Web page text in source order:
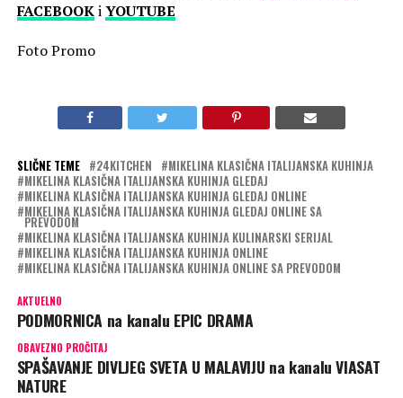
FACEBOOKiYOUTUBE
Foto Promo
SLIČNE TEME 24KITCHEN
MIKELINA KLASIČNA ITALIJANSKA KUHINJA
MIKELINA KLASIČNA ITALIJANSKA KUHINJA GLEDAJ
MIKELINA KLASIČNA ITALIJANSKA KUHINJA GLEDAJ ONLINE
MIKELINA KLASIČNA ITALIJANSKA KUHINJA GLEDAJ ONLINE SA
PREVODOM
MIKELINA KLASIČNA ITALIJANSKA KUHINJA KULINARSKI SERIJAL
MIKELINA KLASIČNA ITALIJANSKA KUHINJA ONLINE
MIKELINA KLASIČNA ITALIJANSKA KUHINJA ONLINE SA PREVODOM
AKTUELNO
PODMORNICA na kanalu EPIC DRAMA
OBAVEZNO PROČITAJ
SPAŠAVANJE DIVLJEG SVETA U MALAVIJU na kanalu VIASAT
NATURE